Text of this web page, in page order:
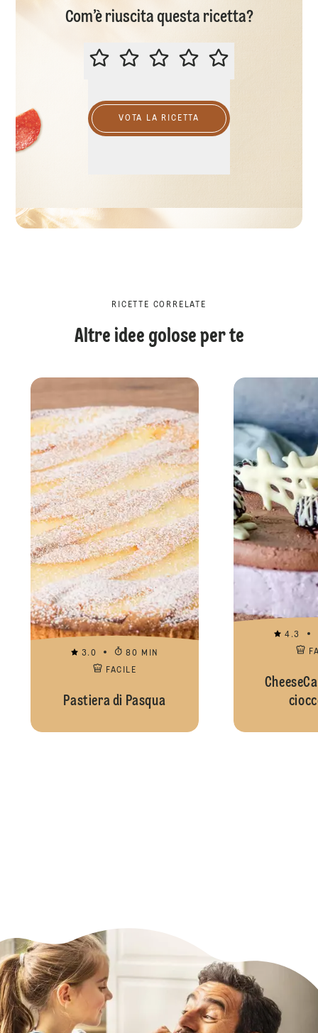
Com’è riuscita questa ricetta?
VALUTA QUESTA RICETTA
VOTA LA RICETTA
RICETTE CORRELATE
Altre idee golose per te
3.0
80 MIN
FACILE
Pastiera di Pasqua
4.3